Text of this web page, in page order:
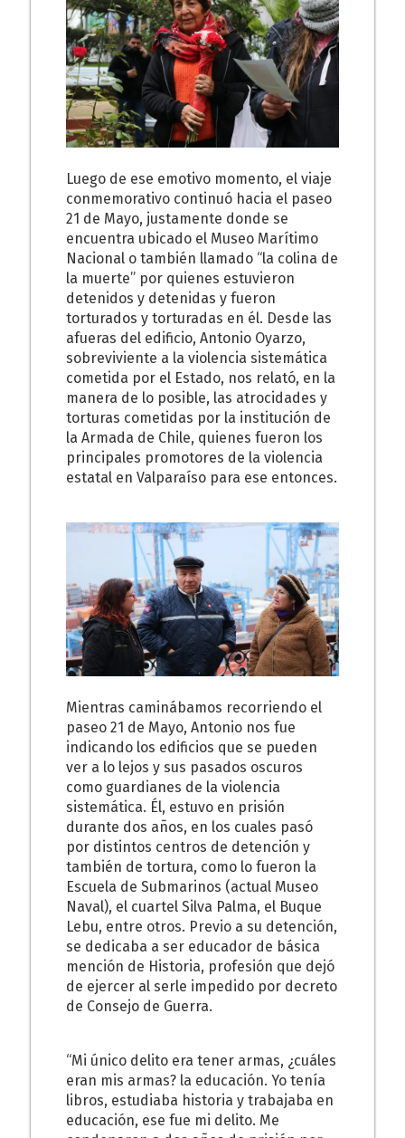
Luego de ese emotivo momento, el viaje
conmemorativo continuó hacia el paseo
21 de Mayo, justamente donde se
encuentra ubicado el Museo Marítimo
Nacional o también llamado “la colina de
la muerte” por quienes estuvieron
detenidos y detenidas y fueron
torturados y torturadas en él. Desde las
afueras del edificio, Antonio Oyarzo,
sobreviviente a la violencia sistemática
cometida por el Estado, nos relató, en la
manera de lo posible, las atrocidades y
torturas cometidas por la institución de
la Armada de Chile, quienes fueron los
principales promotores de la violencia
estatal en Valparaíso para ese entonces.
Mientras caminábamos recorriendo el
paseo 21 de Mayo, Antonio nos fue
indicando los edificios que se pueden
ver a lo lejos y sus pasados oscuros
como guardianes de la violencia
sistemática. Él, estuvo en prisión
durante dos años, en los cuales pasó
por distintos centros de detención y
también de tortura, como lo fueron la
Escuela de Submarinos (actual Museo
Naval), el cuartel Silva Palma, el Buque
Lebu, entre otros. Previo a su detención,
se dedicaba a ser educador de básica
mención de Historia, profesión que dejó
de ejercer al serle impedido por decreto
de Consejo de Guerra.
“Mi único delito era tener armas, ¿cuáles
eran mis armas? la educación. Yo tenía
libros, estudiaba historia y trabajaba en
educación, ese fue mi delito. Me